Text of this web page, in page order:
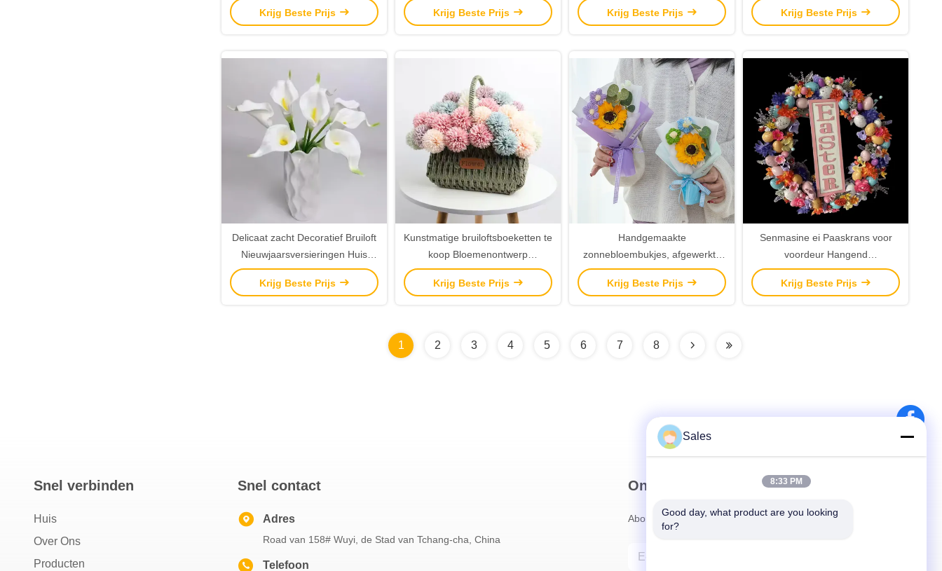
Krijg Beste Prijs
huisversiering
Krijg Beste Prijs
bruiloft binnenshuis decoratie
Krijg Beste Prijs
Afsluiting Moedersdag Pasen
Krijg Beste Prijs
Delicaat zacht Decoratief Bruiloft
Nieuwjaarsversieringen Huis
tafelartikelen Zijde Kunstbloemen
Calla Lily
Krijg Beste Prijs
Kunstmatige bruiloftsboeketten te
koop Bloemenontwerp
Feestelijke benodigdheden voor
Kerstmis Nieuwjaar Pasen
Krijg Beste Prijs
Handgemaakte
zonnebloembukjes, afgewerkte
bloembukjes, festivalcadeaus
Krijg Beste Prijs
Senmasine ei Paaskrans voor
voordeur Hangend
voorjaarsdecoratie Gemengde
kleurrijke plastic eieren
Krijg Beste Prijs
1 2 3 4 5 6 7 8
Snel verbinden
Huis
Over Ons
Producten
Snel contact
Adres
Road van 158# Wuyi, de Stad van Tchang-cha, China
Telefoon
Onze Nieuwsbrief
Abonneer u op onze nieuwsbrief voor kortingen en meer.
Sales
8:33 PM
Good day, what product are you looking
for?